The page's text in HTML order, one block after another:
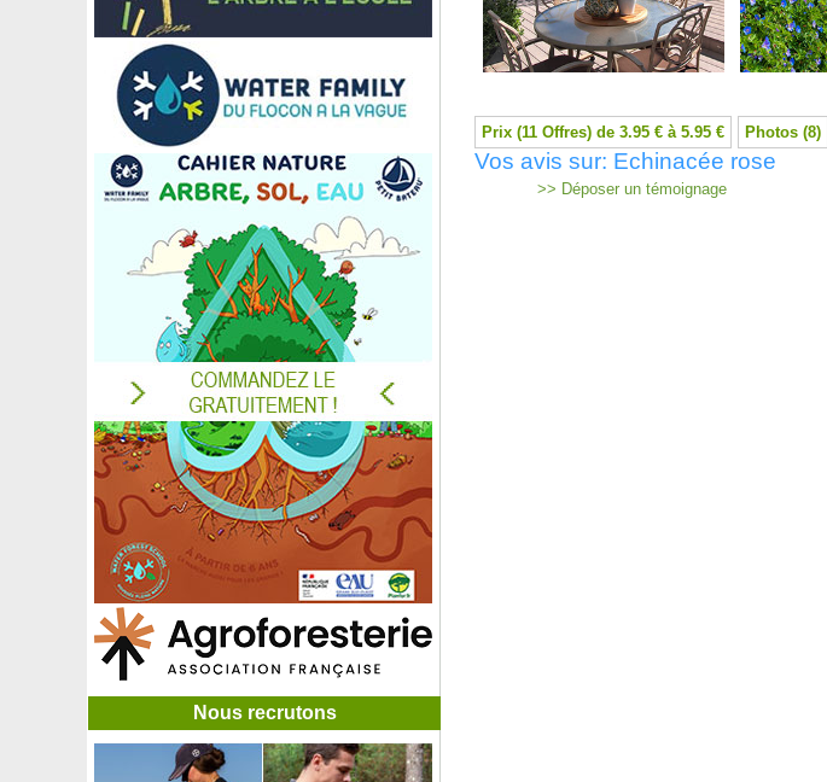
Fétuque bleue
Fétuque Gautieri
Févier à 3 épines inermis, Févier d'Amérique
Ficus benjamina 'Danielle'
Ficus 'Golden King'
Ficus sabre
Figuier 'Brown Turkey'
Figuier 'De Marseille'
Figuier 'Ice Crystal'
Figuier nain autofertile
Figuier 'Noire de Bellone'
Figuier 'Noire de Caromb'
Figuier 'Violette de Sollies'
Filaire à feuilles étroites
Filao, Pin australien
Flamboyant
Forsythia blanc de Corée
Forsythia intermedia
Forsythia rampant
Forsythia rose de Corée
Fougère arborescente
Fougère Asplenium trichomanes
Fougère de Boston
Fougère Dryopteris erythrosora
Fougère Polypode commun
Fragon petit houx
Fraisier 'Anablanca'
Fraisier 'Cijosée'
Fraisier 'Cirafine'
Fraisier 'Colossus', Fraisier géant
Nous recrutons
Prix (11 Offres) de 3.95 € à 5.95 € Photos (8)
Vos avis sur: Echinacée rose
>> Déposer un témoignage